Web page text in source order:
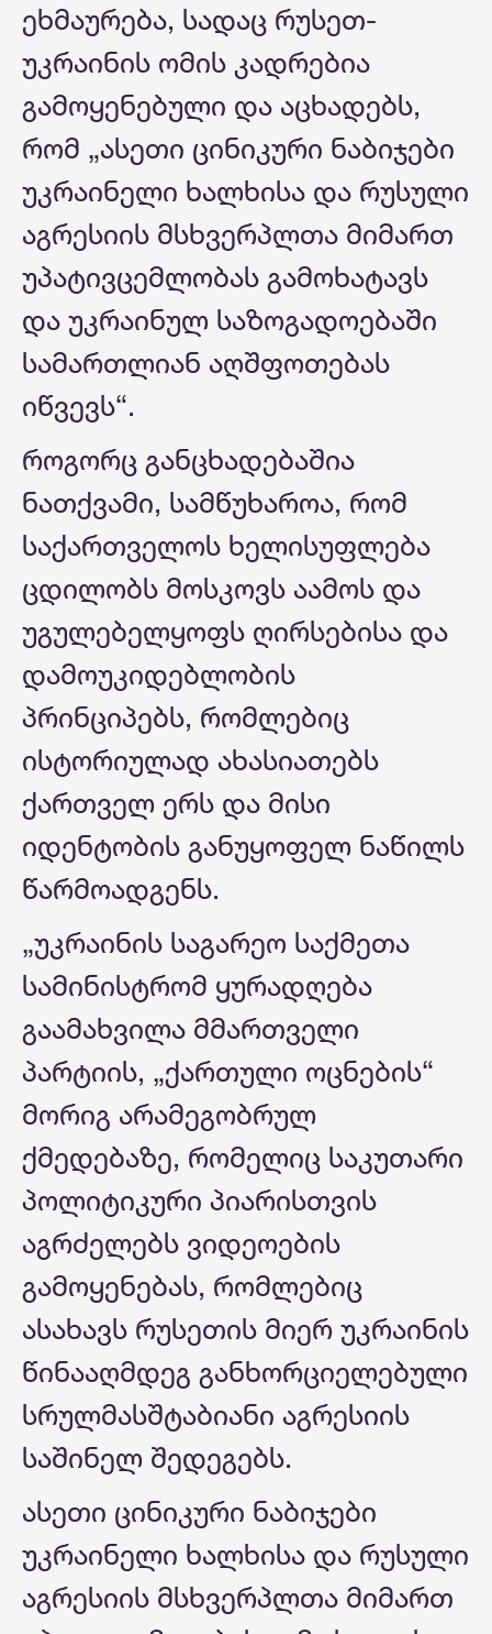
ეხმაურება, სადაც რუსეთ-
უკრაინის ომის კადრებია
გამოყენებული და აცხადებს,
რომ „ასეთი ცინიკური ნაბიჯები
უკრაინელი ხალხისა და რუსული
აგრესიის მსხვერპლთა მიმართ
უპატივცემლობას გამოხატავს
და უკრაინულ საზოგადოებაში
სამართლიან აღშფოთებას
იწვევს“.
როგორც განცხადებაშია
ნათქვამი, სამწუხაროა, რომ
საქართველოს ხელისუფლება
ცდილობს მოსკოვს აამოს და
უგულებელყოფს ღირსებისა და
დამოუკიდებლობის
პრინციპებს, რომლებიც
ისტორიულად ახასიათებს
ქართველ ერს და მისი
იდენტობის განუყოფელ ნაწილს
წარმოადგენს.
„უკრაინის საგარეო საქმეთა
სამინისტრომ ყურადღება
გაამახვილა მმართველი
პარტიის, „ქართული ოცნების“
მორიგ არამეგობრულ
ქმედებაზე, რომელიც საკუთარი
პოლიტიკური პიარისთვის
აგრძელებს ვიდეოების
გამოყენებას, რომლებიც
ასახავს რუსეთის მიერ უკრაინის
წინააღმდეგ განხორციელებული
სრულმასშტაბიანი აგრესიის
საშინელ შედეგებს.
ასეთი ცინიკური ნაბიჯები
უკრაინელი ხალხისა და რუსული
აგრესიის მსხვერპლთა მიმართ